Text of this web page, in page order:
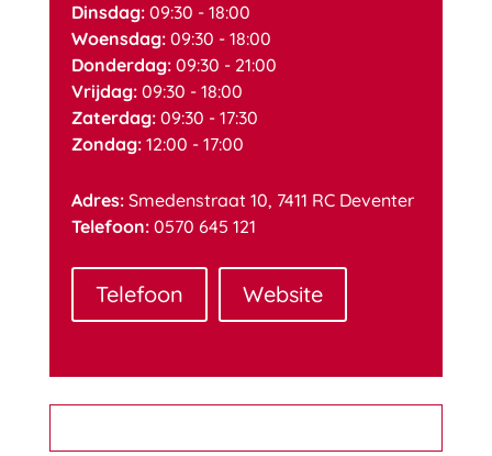
Dinsdag:09:30 - 18:00
Woensdag:09:30 - 18:00
Donderdag:09:30 - 21:00
Vrijdag:09:30 - 18:00
Zaterdag:09:30 - 17:30
Zondag:12:00 - 17:00
Adres:Smedenstraat 10, 7411 RC Deventer
Telefoon:0570 645 121
Telefoon Website